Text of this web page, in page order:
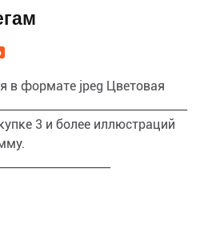
в формате jpeg Цветовая
3 и более иллюстраций
Данную иллюстрацию
личных и коммерческих